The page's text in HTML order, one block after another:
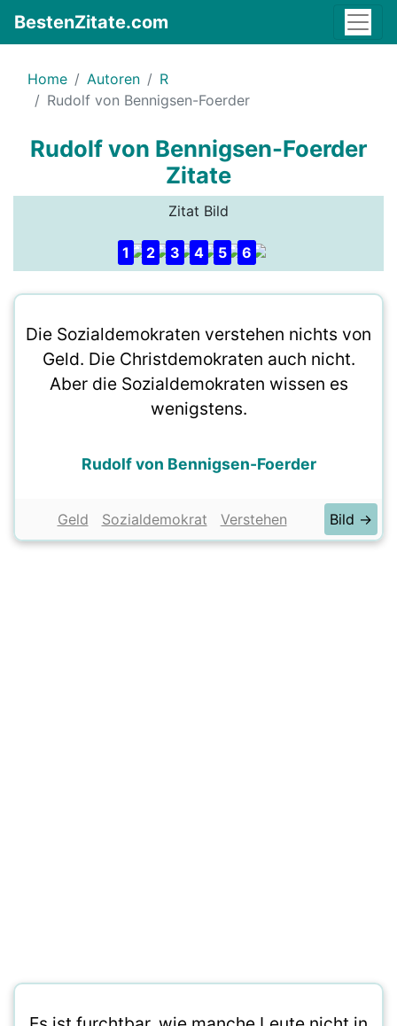
BestenZitate.com
Home Autoren
R
Rudolf von Bennigsen-Foerder
Rudolf von Bennigsen-Foerder
Zitate
Zitat Bild
1 2 3 4 5 6
Die Sozialdemokraten verstehen nichts von
Geld. Die Christdemokraten auch nicht.
Aber die Sozialdemokraten wissen es
wenigstens.
Rudolf von Bennigsen-Foerder
Geld Sozialdemokrat Verstehen Bild →